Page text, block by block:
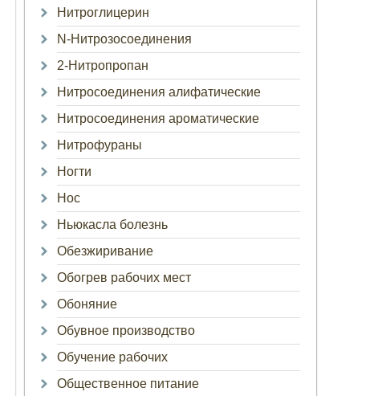
Нитроглицерин
N-Нитрозосоединения
2-Нитропропан
Нитросоединения алифатические
Нитросоединения ароматические
Нитрофураны
Ногти
Нос
Ньюкасла болезнь
Обезжиривание
Обогрев рабочих мест
Обоняние
Обувное производство
Обучение рабочих
Общественное питание